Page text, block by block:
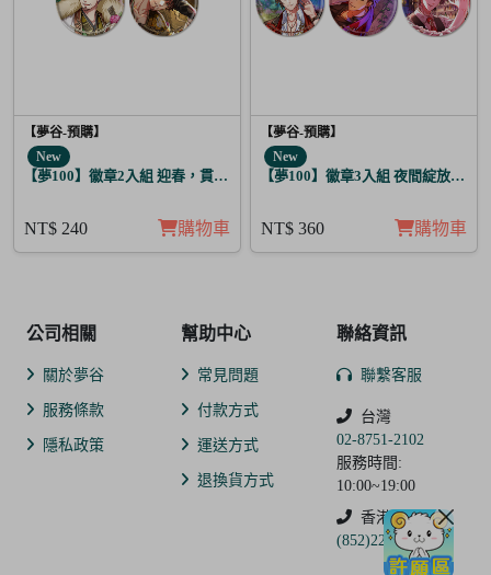
【夢谷-預購】
New
【夢100】徽章2入組 迎春，貫徹仁義的火之誓言 瑪爾坦
NT$ 240 購物車
【夢谷-預購】
New
【夢100】徽章3入組 夜間綻放的花
NT$ 360 購物車
公司相關
關於夢谷
服務條款
隱私政策
幫助中心
常見問題
付款方式
運送方式
退換貨方式
聯絡資訊
聯繫客服
台灣
02-8751-2102
服務時間:
10:00~19:00
香港
(852)2250-9311